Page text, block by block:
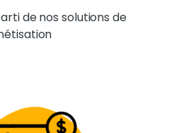
de nos solutions de